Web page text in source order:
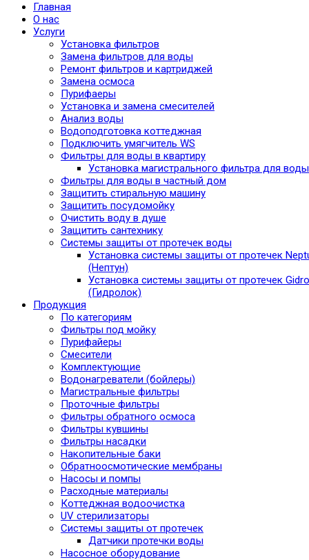
Главная
О нас
Услуги
Установка фильтров
Замена фильтров для воды
Ремонт фильтров и картриджей
Замена осмоса
Пурифаеры
Установка и замена смесителей
Анализ воды
Водоподготовка коттеджная
Подключить умягчитель WS
Фильтры для воды в квартиру
Установка магистрального фильтра для воды
Фильтры для воды в частный дом
Защитить стиральную машину
Защитить посудомойку
Очистить воду в душе
Защитить сантехнику
Системы защиты от протечек воды
Установка системы защиты от протечек
(Нептун)
Установка системы защиты от протечек
(Гидролок)
Продукция
По категориям
Фильтры под мойку
Пурифайеры
Смесители
Комплектующие
Водонагреватели (бойлеры)
Магистральные фильтры
Проточные фильтры
Фильтры обратного осмоса
Фильтры кувшины
Фильтры насадки
Накопительные баки
Обратноосмотические мембраны
Насосы и помпы
Расходные материалы
Коттеджная водоочистка
UV стерилизаторы
Системы защиты от протечек
Датчики протечки воды
Насосное оборудование